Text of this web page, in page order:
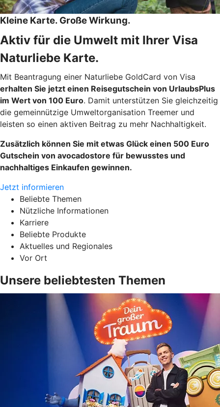
Kleine Karte. Große Wirkung.
Aktiv für die Umwelt mit Ihrer Visa
Naturliebe Karte.
Mit Beantragung einer Naturliebe GoldCard von Visa
erhalten Sie jetzt einen Reisegutschein von UrlaubsPlus
im Wert von 100 Euro. Damit unterstützen Sie gleichzeitig
die gemeinnützige Umweltorganisation Treemer und
leisten so einen aktiven Beitrag zu mehr Nachhaltigkeit.
Zusätzlich können Sie mit etwas Glück einen 500 Euro
Gutschein von avocadostore für bewusstes und
nachhaltiges Einkaufen gewinnen.
Jetzt informieren
Beliebte Themen
Nützliche Informationen
Karriere
Beliebte Produkte
Aktuelles und Regionales
Vor Ort
Unsere beliebtesten Themen